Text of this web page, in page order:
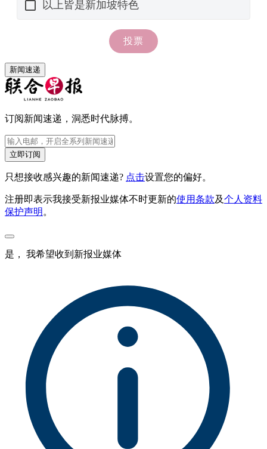
新闻速递
订阅新闻速递，洞悉时代脉搏。
立即订阅
只想接收感兴趣的新闻速递? 点击设置您的偏好。
注册即表示我接受新报业媒体不时更新的使用条款及个人资料
保护声明。
是， 我希望收到新报业媒体